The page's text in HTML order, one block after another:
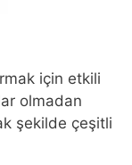
için etkili
olmadan
şekilde çeşitli